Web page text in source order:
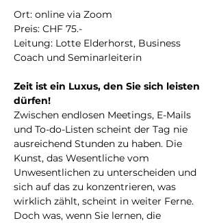
Ort: online via Zoom
Preis: CHF 75.-
Leitung: Lotte Elderhorst, Business
Coach und Seminarleiterin
Zeit ist ein Luxus, den Sie sich leisten
dürfen!
Zwischen endlosen Meetings, E-Mails
und To-do-Listen scheint der Tag nie
ausreichend Stunden zu haben. Die
Kunst, das Wesentliche vom
Unwesentlichen zu unterscheiden und
sich auf das zu konzentrieren, was
wirklich zählt, scheint in weiter Ferne.
Doch was, wenn Sie lernen, die